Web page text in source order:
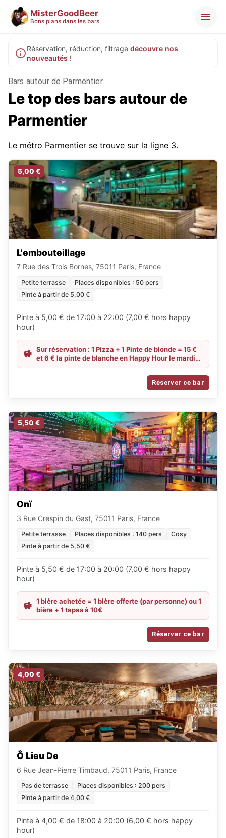
MisterGoodBeer
Bons plans dans les bars
Réservation, réduction, filtrage découvre nos
nouveautés !
Bars autour de Parmentier
Le top des bars autour de
Parmentier
Le métro Parmentier se trouve sur la ligne 3.
5,00 €
L'embouteillage
7 Rue des Trois Bornes, 75011 Paris, France
Petite terrasse
Places disponibles : 50 pers
Pinte à partir de 5,00 €
Pinte à 5,00 € de 17:00 à 22:00 (7,00 € hors happy
hour)
Sur réservation : 1 Pizza + 1 Pinte de blonde = 15 €
et 6 € la pinte de blanche en Happy Hour le mardi
et mercredi
Réserver ce bar
5,50 €
Onï
3 Rue Crespin du Gast, 75011 Paris, France
Petite terrasse Places disponibles : 140 pers
Cosy
Pinte à partir de 5,50 €
Pinte à 5,50 € de 17:00 à 20:00 (7,00 € hors happy
hour)
1 bière achetée = 1 bière offerte (par personne) ou 1
bière + 1 tapas à 10€
Réserver ce bar
4,00 €
Ô Lieu De
6 Rue Jean-Pierre Timbaud, 75011 Paris, France
Pas de terrasse
Places disponibles : 200 pers
Pinte à partir de 4,00 €
Pinte à 4,00 € de 18:00 à 20:00 (6,00 € hors happy
hour)